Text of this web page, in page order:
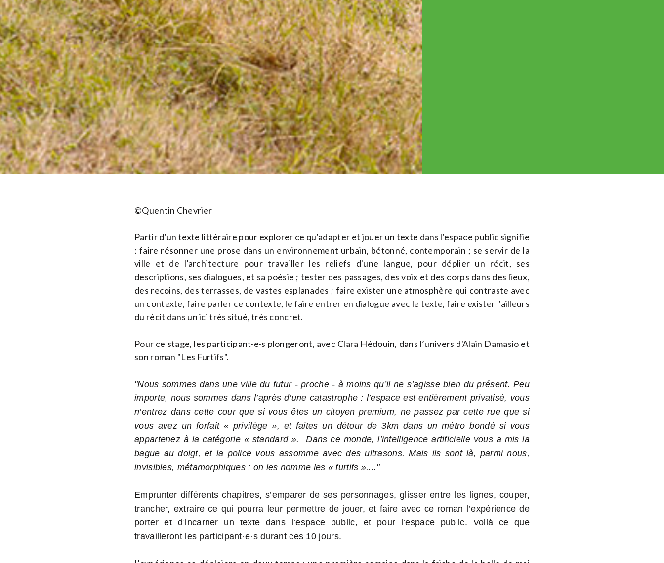
©Quentin Chevrier
Partir d'un texte littéraire pour explorer ce qu'adapter et jouer un texte dans l'espace public signifie
: faire résonner une prose dans un environnement urbain, bétonné, contemporain ; se servir de la
ville et de l'architecture pour travailler les reliefs d'une langue, pour déplier un récit, ses
descriptions, ses dialogues, et sa poésie ; tester des passages, des voix et des corps dans des lieux,
des recoins, des terrasses, de vastes esplanades ; faire exister une atmosphère qui contraste avec
un contexte, faire parler ce contexte, le faire entrer en dialogue avec le texte, faire exister l'ailleurs
du récit dans un ici très situé, très concret.
Pour ce stage, les participant·e·s plongeront, avec Clara Hédouin, dans l’univers d'Alain Damasio et
son roman "Les Furtifs".
"Nous sommes dans une ville du futur - proche - à moins qu’il ne s’agisse bien du présent. Peu
importe, nous sommes dans l’après d’une catastrophe : l’espace est entièrement privatisé, vous
n’entrez dans cette cour que si vous êtes un citoyen premium, ne passez par cette rue que si
vous avez un forfait « privilège », et faites un détour de 3km dans un métro bondé si vous
appartenez à la catégorie « standard ». Dans ce monde, l’intelligence artificielle vous a mis la
bague au doigt, et la police vous assomme avec des ultrasons. Mais ils sont là, parmi nous,
invisibles, métamorphiques : on les nomme les « furtifs »...."
Emprunter différents chapitres, s’emparer de ses personnages, glisser entre les lignes, couper,
trancher, extraire ce qui pourra leur permettre de jouer, et faire avec ce roman l’expérience de
porter et d’incarner un texte dans l’espace public, et pour l’espace public. Voilà ce que
travailleront les participant·e·s durant ces 10 jours.